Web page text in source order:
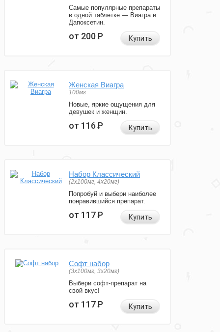
Самые популярные препараты
в одной таблетке — Виагра и
Дапоксетин.
от 200Р Купить
Женская Виагра
100мг
Новые, яркие ощущения для
девушек и женщин.
от 116Р Купить
Набор Классический
(2x100мг, 4x20мг)
Попробуй и выбери наиболее
понравившийся препарат.
от 117Р Купить
Софт набор
(3x100мг, 3x20мг)
Выбери софт-препарат на
свой вкус!
от 117Р Купить